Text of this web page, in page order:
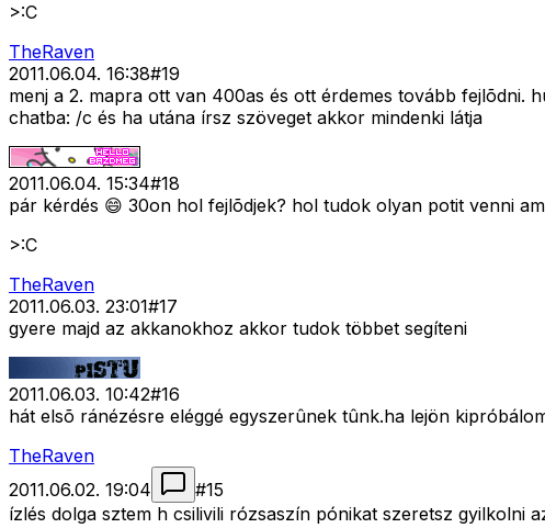
>:C
TheRaven
2011.06.04. 16:38#19
menj a 2. mapra ott van 400as és ott érdemes tovább fejlõdni.
chatba: /c és ha utána írsz szöveget akkor mindenki látja
2011.06.04. 15:34#18
pár kérdés 😄 30on hol fejlõdjek? hol tudok olyan potit venni
>:C
TheRaven
2011.06.03. 23:01#17
gyere majd az akkanokhoz akkor tudok többet segíteni
2011.06.03. 10:42#16
hát elsõ ránézésre eléggé egyszerûnek tûnk.ha lejön
TheRaven
2011.06.02. 19:04
#15
ízlés dolga sztem h csilivili rózsaszín pónikat szeretsz gyilkolni